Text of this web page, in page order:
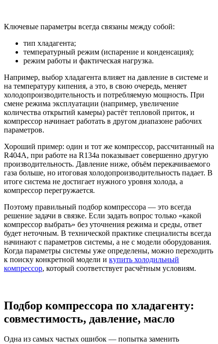
Ключевые параметры всегда связаны между собой:
тип хладагента;
температурный режим (испарение и конденсация);
режим работы и фактическая нагрузка.
Например, выбор хладагента влияет на давление в системе и
на температуру кипения, а это, в свою очередь, меняет
холодопроизводительность и потребляемую мощность. При
смене режима эксплуатации (например, увеличение
количества открытий камеры) растёт тепловой приток, и
компрессор начинает работать в другом диапазоне рабочих
параметров.
Хороший пример: один и тот же компрессор, рассчитанный на
R404A, при работе на R134a показывает совершенно другую
производительность. Давление ниже, объём перекачиваемого
газа больше, но итоговая холодопроизводительность падает. В
итоге система не достигает нужного уровня холода, а
компрессор перегружается.
Поэтому правильный подбор компрессора — это всегда
решение задачи в связке. Если задать вопрос только «какой
компрессор выбрать» без уточнения режима и среды, ответ
будет неточным. В технической практике специалисты всегда
начинают с параметров системы, а не с модели оборудования.
Когда параметры системы уже определены, можно переходить
к поиску конкретной модели и купить холодильный
компрессор, который соответствует расчётным условиям.
Подбор компрессора по хладагенту:
совместимость, давление, масло
Одна из самых частых ошибок — попытка заменить